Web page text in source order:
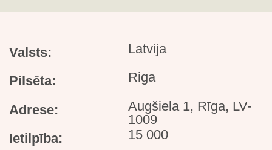
Valsts: Latvija
Pilsēta: Riga
Adrese:
Augšiela 1, Rīga, LV-
1009
Ietilpība:
15 000